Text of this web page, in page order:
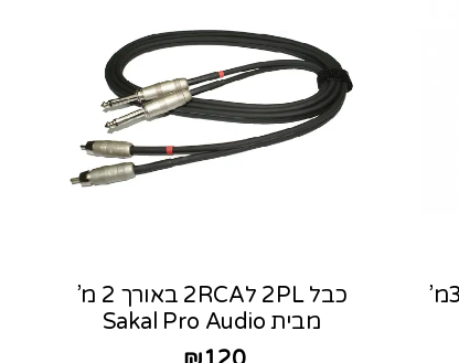
כבל 2PL ל-2RCA באורך 3מ’
כבל 2PL ל2RCA באורך 2 מ’
מבית Sakal Pro Audio